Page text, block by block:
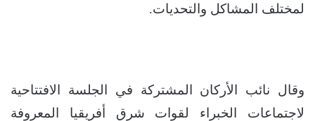
لمختلف المشاكل والتحديات.
وقال نائب الأركان المشتركة في الجلسة الافتتاحية
لاجتماعات الخبراء لقوات شرق أفريقيا المعروفة